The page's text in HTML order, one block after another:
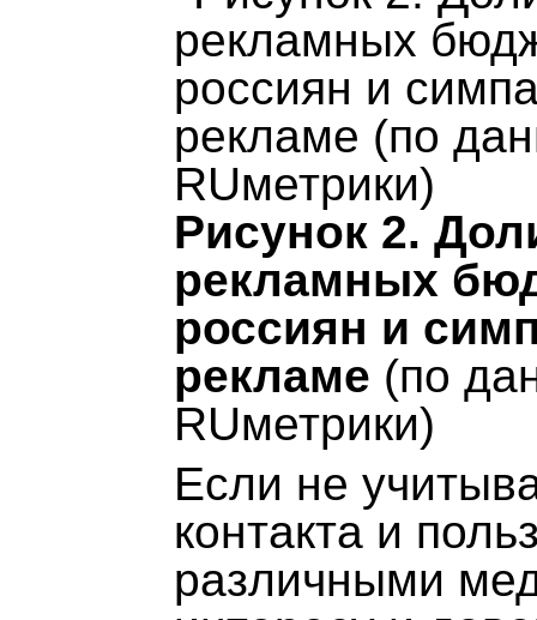
Рисунок 2.
рекламных
россиян и
рекламе (по
RUметрики)
Если не
контакта и
различными